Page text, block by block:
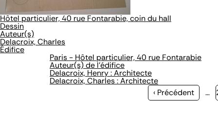
Hôtel particulier, 40 rue Fontarabie, coin du hall
Dessin
Auteur(s)
Delacroix, Charles
Édifice
Paris - Hôtel particulier, 40 rue Fontarabie
Auteur(s) de l'édifice
Delacroix, Henry : Architecte
Delacroix, Charles : Architecte
Page
‹ Précédent …